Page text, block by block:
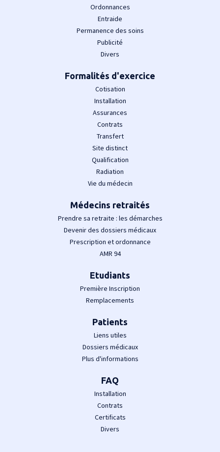
Ordonnances
Entraide
Permanence des soins
Publicité
Divers
Formalités d'exercice
Cotisation
Installation
Assurances
Contrats
Transfert
Site distinct
Qualification
Radiation
Vie du médecin
Médecins retraités
Prendre sa retraite : les démarches
Devenir des dossiers médicaux
Prescription et ordonnance
AMR 94
Etudiants
Première Inscription
Remplacements
Patients
Liens utiles
Dossiers médicaux
Plus d'informations
FAQ
Installation
Contrats
Certificats
Divers